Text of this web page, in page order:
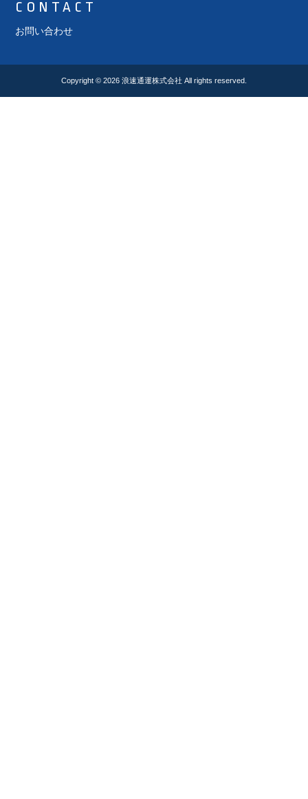
CONTACT
お問い合わせ
Copyright © 2026 浪速通運株式会社 All rights reserved.